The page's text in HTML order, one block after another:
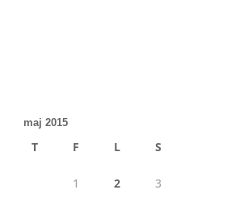
maj 2015
T F L S
1 2 3